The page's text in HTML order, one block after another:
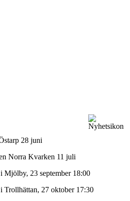
28 juni
Norra Kvarken 11 juli
Mjölby, 23 september 18:00
Trollhättan, 27 oktober 17:30